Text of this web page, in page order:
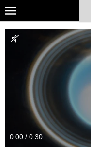
Skip
main
NATIONAL GEOGRAPHIC
TRAVELER
PODCASTY
Newsletter
Cuda Polski
0:00 / 0:30